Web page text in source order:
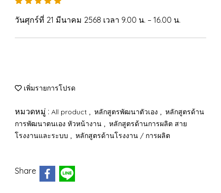
วันศุกร์ที่ 21 มีนาคม 2568 เวลา 9.00 น. – 16.00 น.
เพิ่มรายการโปรด
หมวดหมู่ : All product , หลักสูตรพัฒนาตัวเอง , หลักสูตรด้าน
การพัฒนาตนเอง หัวหน้างาน , หลักสูตรด้านการผลิต สาย
โรงงานและระบบ , หลักสูตรด้านโรงงาน / การผลิต
Share